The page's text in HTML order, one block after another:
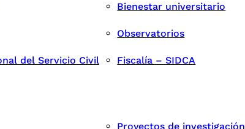
Bienestar universitario
Observatorios
del Servicio Civil Fiscalía – SIDCA
Proyectos de investigación